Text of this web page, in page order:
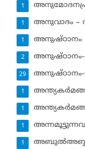
1
അനുവാദം –
1
അനുഷ്ഠാനം
1
2
29
1
1
1
1